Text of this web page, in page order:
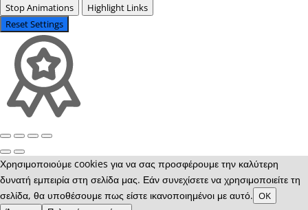
Stop Animations
Highlight Links
Reset Settings
Χρησιμοποιούμε cookies για να σας προσφέρουμε την καλύτερη
δυνατή εμπειρία στη σελίδα μας. Εάν συνεχίσετε να χρησιμοποιείτε τη
σελίδα, θα υποθέσουμε πως είστε ικανοποιημένοι με αυτό. OK